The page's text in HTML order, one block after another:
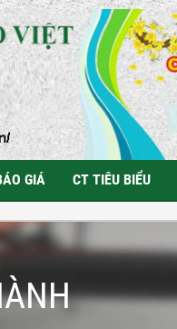
GIÁ CT TIÊU BIỂU